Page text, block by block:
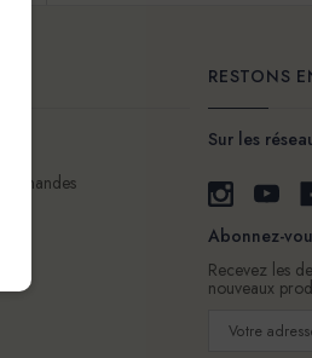
RESTONS
Sur les
Abonnez-
Recevez les
nouveaux
Adresse